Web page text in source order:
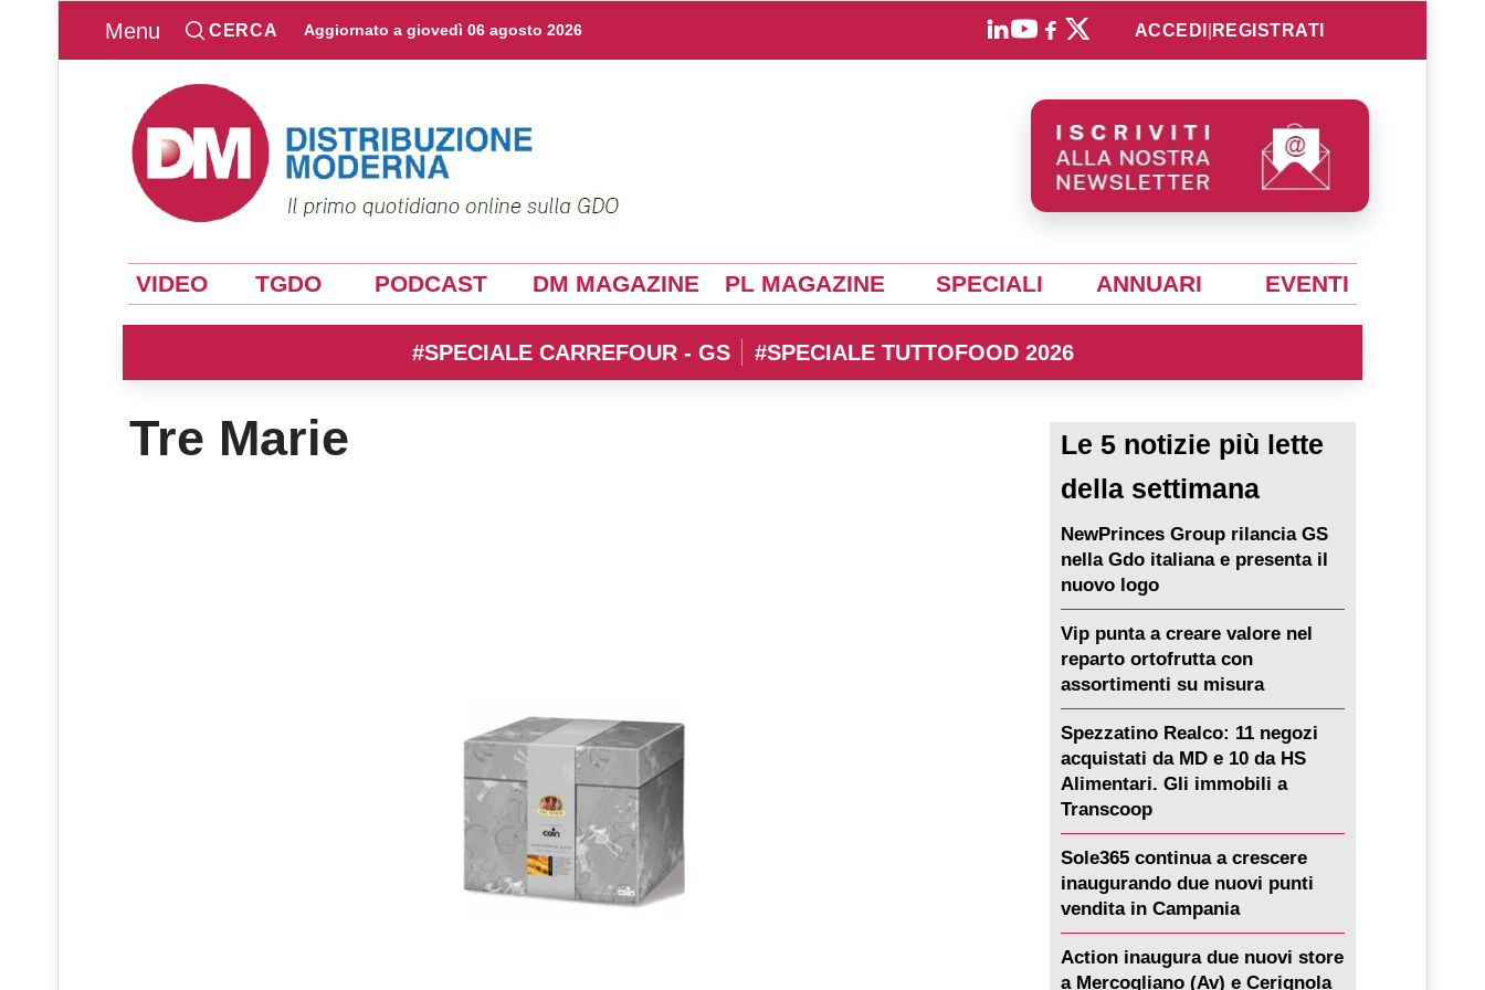
Menu CERCA Aggiornato a giovedì 06 agosto 2026 ACCEDI REGISTRATI
VIDEO TGDO PODCAST DM MAGAZINE PL MAGAZINE SPECIALI ANNUARI EVENTI
#SPECIALE CARREFOUR - GS #SPECIALE TUTTOFOOD 2026
Tre Marie
Le 5 notizie più lette
della settimana
NewPrinces Group rilancia GS
nella Gdo italiana e presenta il
nuovo logo
Vip punta a creare valore nel
reparto ortofrutta con
assortimenti su misura
Spezzatino Realco: 11 negozi
acquistati da MD e 10 da HS
Alimentari. Gli immobili a
Transcoop
Sole365 continua a crescere
inaugurando due nuovi punti
vendita in Campania
Action inaugura due nuovi store
a Mercogliano (Av) e Cerignola